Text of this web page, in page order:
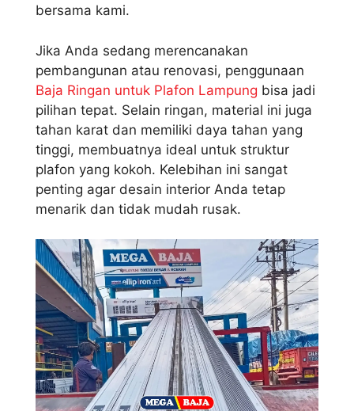
bersama kami.
Jika Anda sedang merencanakan
pembangunan atau renovasi, penggunaan
Baja Ringan untuk Plafon Lampung bisa jadi
pilihan tepat. Selain ringan, material ini juga
tahan karat dan memiliki daya tahan yang
tinggi, membuatnya ideal untuk struktur
plafon yang kokoh. Kelebihan ini sangat
penting agar desain interior Anda tetap
menarik dan tidak mudah rusak.